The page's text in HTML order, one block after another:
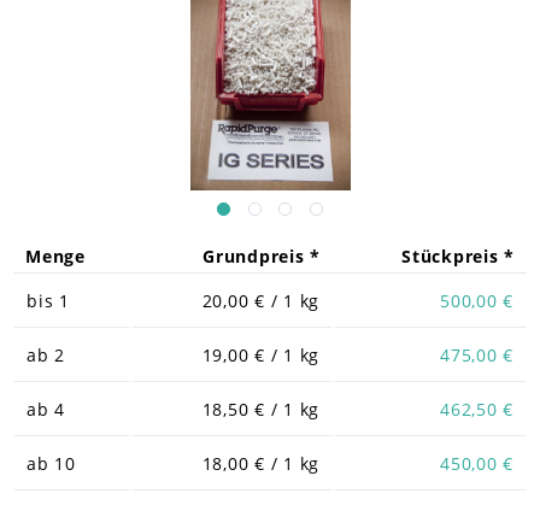
Menge Grundpreis *
Stückpreis *
bis 1 20,00 € / 1 kg 500,00 €
ab2 19,00 € / 1 kg 475,00 €
ab4 18,50 € / 1 kg 462,50 €
ab 10 18,00 € / 1 kg 450,00 €